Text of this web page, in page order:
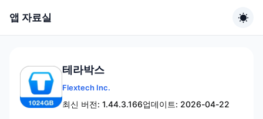
앱 자료실
테라박스
Flextech Inc.
최신 버전: 1.44.3.166업데이트: 2026-04-22